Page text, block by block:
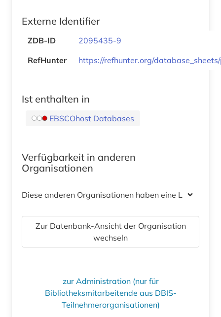
Externe Identifier
ZDB-ID
2095435-9
RefHunter
https://refhunter.org/
Ist enthalten in
EBSCOhost Databases
Verfügbarkeit in anderen
Organisationen
Diese anderen Organisationen haben eine Lizenz
Zur Datenbank-Ansicht der Organisation
wechseln
zur Administration (nur für
Bibliotheksmitarbeitende aus DBIS-
Teilnehmerorganisationen)